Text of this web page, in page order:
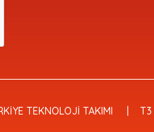
TEKNOLOJİ TAKIMI T3